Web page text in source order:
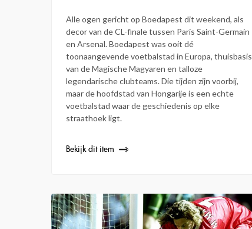
Alle ogen gericht op Boedapest dit weekend, als
decor van de CL-finale tussen Paris Saint-Germain
en Arsenal. Boedapest was ooit dé
toonaangevende voetbalstad in Europa, thuisbasis
van de Magische Magyaren en talloze
legendarische clubteams. Die tijden zijn voorbij,
maar de hoofdstad van Hongarije is een echte
voetbalstad waar de geschiedenis op elke
straathoek ligt.
Bekijk dit item